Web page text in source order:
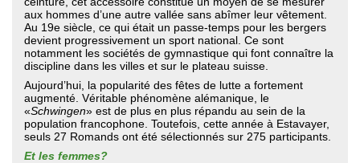
aux hommes d’une autre vallée sans abîmer leur vêtement.
Au 19e siècle, ce qui était un passe-temps pour les bergers
devient progressivement un sport national. Ce sont
notamment les sociétés de gymnastique qui font connaître la
discipline dans les villes et sur le plateau suisse.
Aujourd’hui, la popularité des fêtes de lutte a fortement
augmenté. Véritable phénomène alémanique, le
«Schwingen» est de plus en plus répandu au sein de la
population francophone. Toutefois, cette année à Estavayer,
seuls 27 Romands ont été sélectionnés sur 275 participants.
Et les femmes?